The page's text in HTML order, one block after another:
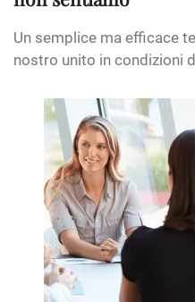
Un semplice ma efficace
nostro unito in condizioni